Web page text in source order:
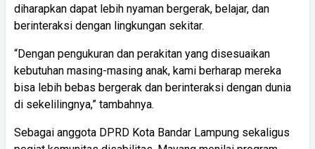
diharapkan dapat lebih nyaman bergerak, belajar, dan
berinteraksi dengan lingkungan sekitar.
“Dengan pengukuran dan perakitan yang disesuaikan
kebutuhan masing-masing anak, kami berharap mereka
bisa lebih bebas bergerak dan berinteraksi dengan dunia
di sekelilingnya,” tambahnya.
Sebagai anggota DPRD Kota Bandar Lampung sekaligus